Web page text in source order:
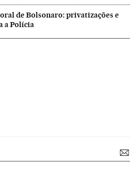
de Bolsonaro: privatizações e
a Polícia